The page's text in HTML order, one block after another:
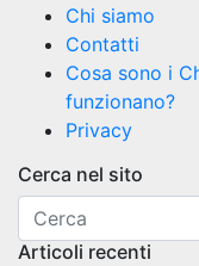
Chi siamo
Contatti
Cosa sono i
funzionano?
Privacy
Cerca nel sito
Articoli recenti